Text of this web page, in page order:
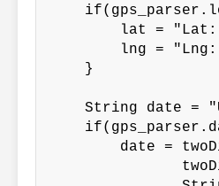
lat =
lng =
    }
String date =
date =